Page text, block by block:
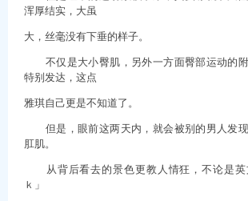
浑厚结实，大虽
大，丝毫没有下垂的样子。
不仅是大小臀肌，另外一方面臀部运动的
特别发达，这点
雅琪自己更是不知道了。
但是，眼前这两天内，就会被别的男人发
肛肌。
从背后看去的景色更教人情狂，不论是英
ｋ」